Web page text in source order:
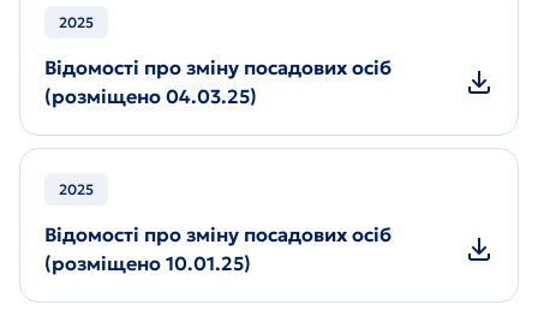
2025
Відомості про зміну посадових осіб
(розміщено 04.03.25)
2025
Відомості про зміну посадових осіб
(розміщено 10.01.25)